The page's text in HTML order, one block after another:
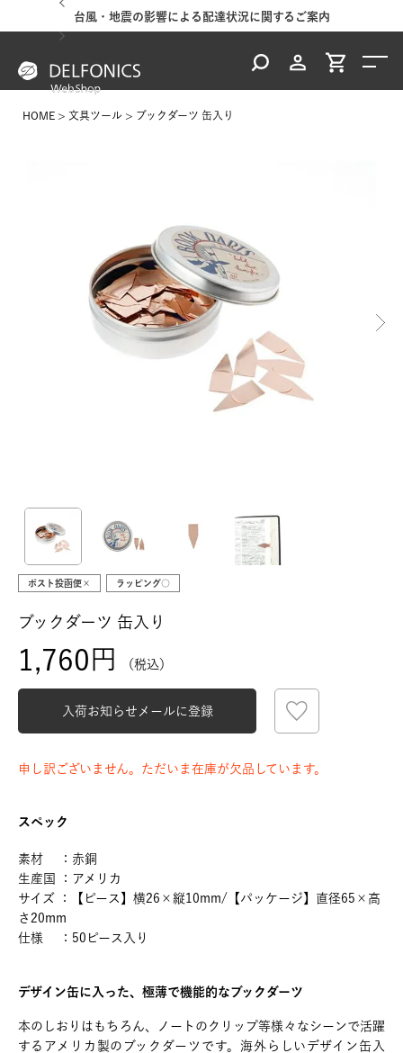
台風・地震の影響による配達状況に関するご案内
HOME 文具ツール ブックダーツ 缶入り
ポスト投函便× ラッピング○
ブックダーツ 缶入り
1,760 税込
入荷お知らせメールに登録
申し訳ございません。ただいま在庫が欠品しています。
スペック
素材 ：赤銅
生産国 ：アメリカ
サイズ ：【ピース】横26×縦10mm/【パッケージ】直径65×高
さ20mm
仕様 ：50ピース入り
デザイン缶に入った、極薄で機能的なブックダーツ
本のしおりはもちろん、ノートのクリップ等様々なシーンで活躍
するアメリカ製のブックダーツです。海外らしいデザイン缶入